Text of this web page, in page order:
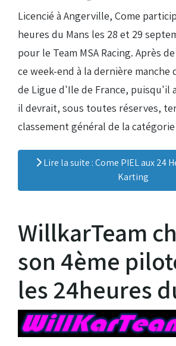
Licencié à Angerville, Come
heures du Mans les 28 et 29
pour le Team MSA Racing. Après
ce week-end à la dernière manche
de Ligue d'Ile de France, puisqu'il
il devrait, sous toutes réserves,
classement général de la
Lire la suite : Come PIEL aux 24
Karting
WillkarTeam
son 4ème
les 24heures
Droits de piste
Homologation circuit